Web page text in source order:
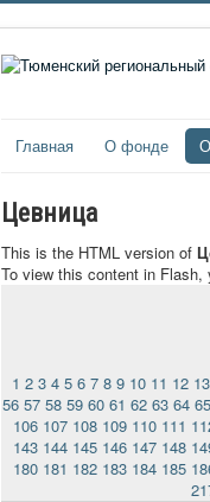
Главная О фонде
Цевница
This is the HTML version of
To view this content in
1 2 3 4 5 6 7 8 9 10 11 12 13
56 57 58 59 60 61 62 63 64 65
106 107 108 109 110 111
143 144 145 146 147 148
180 181 182 183 184 185